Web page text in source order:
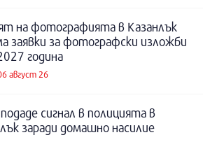
на фотографията в Казанлък
заявки за фотографски изложби
година
август 26
сигнал в полицията в
заради домашно насилие